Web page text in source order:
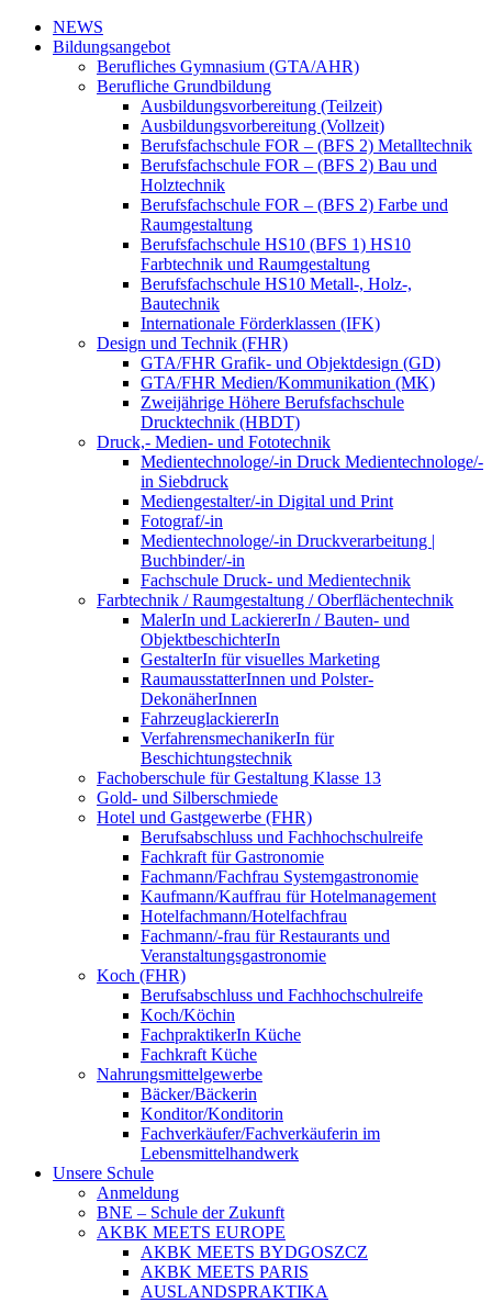
NEWS
Bildungsangebot
Berufliches Gymnasium (GTA/AHR)
Berufliche Grundbildung
Ausbildungsvorbereitung (Teilzeit)
Ausbildungsvorbereitung (Vollzeit)
Berufsfachschule FOR – (BFS 2) Metalltechnik
Berufsfachschule FOR – (BFS 2) Bau und
Holztechnik
Berufsfachschule FOR – (BFS 2) Farbe und
Raumgestaltung
Berufsfachschule HS10 (BFS 1) HS10
Farbtechnik und Raumgestaltung
Berufsfachschule HS10 Metall-, Holz-,
Bautechnik
Internationale Förderklassen (IFK)
Design und Technik (FHR)
GTA/FHR Grafik- und Objektdesign (GD)
GTA/FHR Medien/Kommunikation (MK)
Zweijährige Höhere Berufsfachschule
Drucktechnik (HBDT)
Druck,- Medien- und Fototechnik
Medientechnologe/-in Druck Medientechnologe/-
in Siebdruck
Mediengestalter/-in Digital und Print
Fotograf/-in
Medientechnologe/-in Druckverarbeitung |
Buchbinder/-in
Fachschule Druck- und Medientechnik
Farbtechnik / Raumgestaltung / Oberflächentechnik
MalerIn und LackiererIn / Bauten- und
ObjektbeschichterIn
GestalterIn für visuelles Marketing
RaumausstatterInnen und Polster-
DekonäherInnen
FahrzeuglackiererIn
VerfahrensmechanikerIn für
Beschichtungstechnik
Fachoberschule für Gestaltung Klasse 13
Gold- und Silberschmiede
Hotel und Gastgewerbe (FHR)
Berufsabschluss und Fachhochschulreife
Fachkraft für Gastronomie
Fachmann/Fachfrau Systemgastronomie
Kaufmann/Kauffrau für Hotelmanagement
Hotelfachmann/Hotelfachfrau
Fachmann/-frau für Restaurants und
Veranstaltungsgastronomie
Koch (FHR)
Berufsabschluss und Fachhochschulreife
Koch/Köchin
FachpraktikerIn Küche
Fachkraft Küche
Nahrungsmittelgewerbe
Bäcker/Bäckerin
Konditor/Konditorin
Fachverkäufer/Fachverkäuferin im
Lebensmittelhandwerk
Unsere Schule
Anmeldung
BNE – Schule der Zukunft
AKBK MEETS EUROPE
AKBK MEETS BYDGOSZCZ
AKBK MEETS PARIS
AUSLANDSPRAKTIKA